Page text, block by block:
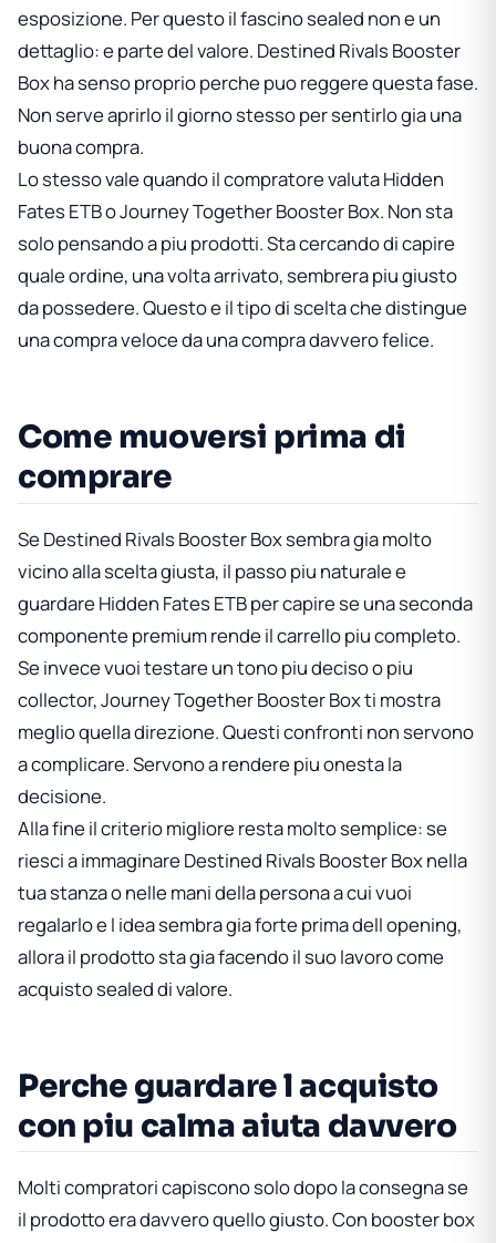
esposizione. Per questo il fascino sealed non e un
dettaglio: e parte del valore. Destined Rivals Booster
Boxha senso proprio perche puo reggere questa fase.
Non serve aprirlo il giorno stesso per sentirlo gia una
buona compra.
Lo stesso vale quando il compratore valutaHidden
Fates ETBoJourney Together Booster Box. Non sta
solo pensando a piu prodotti. Sta cercando di capire
quale ordine, una volta arrivato, sembrera piu giusto
da possedere. Questo e il tipo di scelta che distingue
una compra veloce da una compra davvero felice.
Come muoversi prima di
comprare
Se Destined Rivals Booster Boxsembra gia molto
vicino alla scelta giusta, il passo piu naturale e
guardare Hidden Fates ETBper capire se una seconda
componente premium rende il carrello piu completo.
Se invece vuoi testare un tono piu deciso o piu
collector,Journey Together Booster Boxti mostra
meglio quella direzione. Questi confronti non servono
a complicare. Servono a rendere piu onesta la
decisione.
Alla fine il criterio migliore resta molto semplice: se
riesci a immaginare Destined Rivals Booster Boxnella
tua stanza o nelle mani della persona a cui vuoi
regalarlo e l idea sembra gia forte prima dell opening,
allora il prodotto sta gia facendo il suo lavoro come
acquisto sealed di valore.
Perche guardare l acquisto
con piu calma aiuta davvero
Molti compratori capiscono solo dopo la consegna se
il prodotto era davvero quello giusto. Con booster box